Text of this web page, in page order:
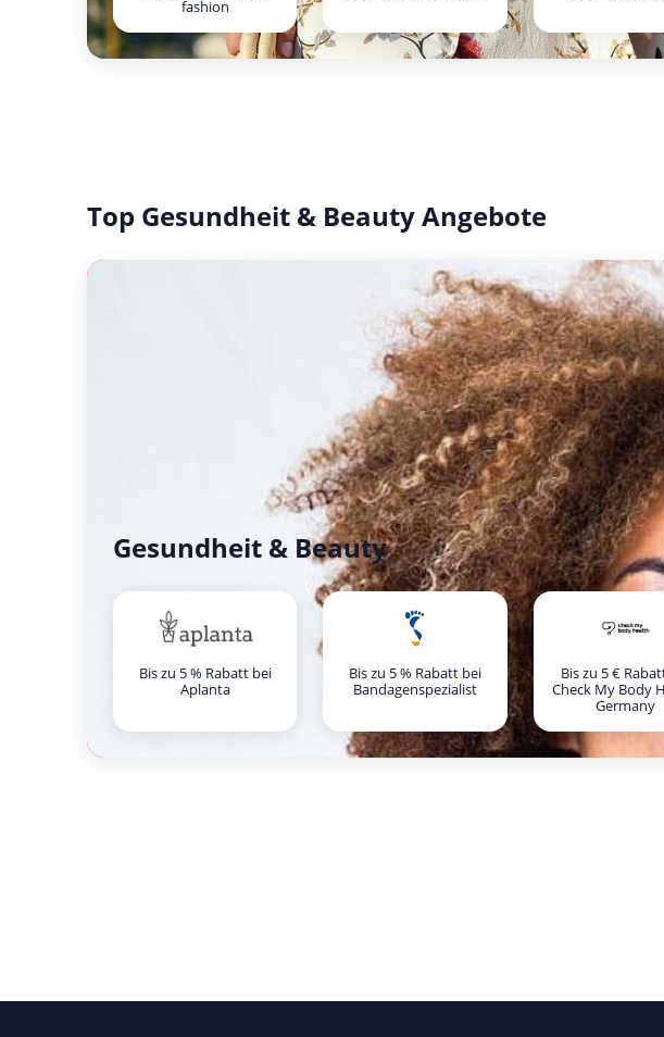
fashion
Top Gesundheit & Beauty Angebote
Gesundheit & Beauty
Bis zu 5 % Rabatt bei
Aplanta
Bis zu 5 % Rabatt bei
Bandagenspezialist
Bis zu 5 €
Check My Body
Germany